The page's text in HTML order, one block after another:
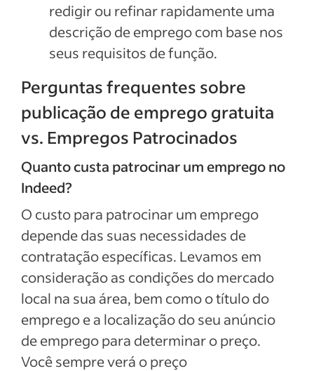
redigir ou refinar rapidamente uma
descrição de emprego com base nos
seus requisitos de função.
Perguntas frequentes sobre
publicação de emprego gratuita
vs. Empregos Patrocinados
Quanto custa patrocinar um emprego no
Indeed?
O custo para patrocinar um emprego
depende das suas necessidades de
contratação específicas. Levamos em
consideração as condições do mercado
local na sua área, bem como o título do
emprego e a localização do seu anúncio
de emprego para determinar o preço.
Você sempre verá o preço